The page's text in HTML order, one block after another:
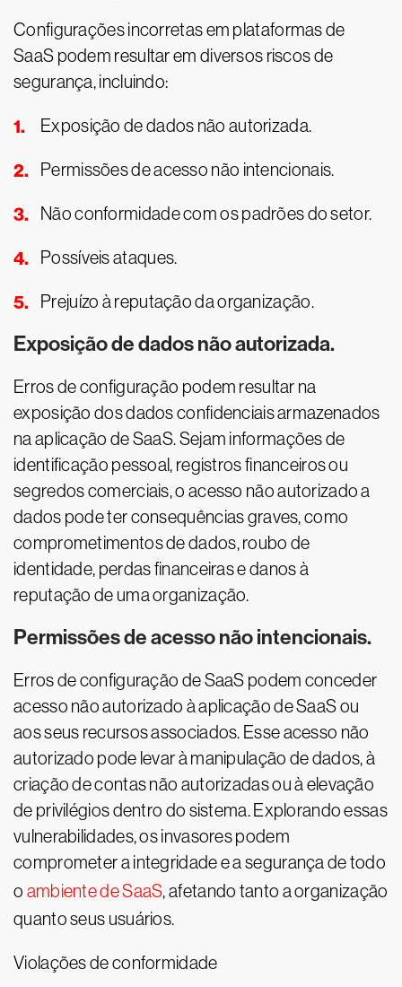
Configurações incorretas em plataformas de
SaaS podem resultar em diversos riscos de
segurança, incluindo:
Exposição de dados não autorizada.
Permissões de acesso não intencionais.
Não conformidade com os padrões do setor.
Possíveis ataques.
Prejuízo à reputação da organização.
Exposição de dados não autorizada.
Erros de configuração podem resultar na
exposição dos dados confidenciais armazenados
na aplicação de SaaS. Sejam informações de
identificação pessoal, registros financeiros ou
segredos comerciais, o acesso não autorizado a
dados pode ter consequências graves, como
comprometimentos de dados, roubo de
identidade, perdas financeiras e danos à
reputação de uma organização.
Permissões de acesso não intencionais.
Erros de configuração de SaaS podem conceder
acesso não autorizado à aplicação de SaaS ou
aos seus recursos associados. Esse acesso não
autorizado pode levar à manipulação de dados, à
criação de contas não autorizadas ou à elevação
de privilégios dentro do sistema. Explorando essas
vulnerabilidades, os invasores podem
comprometer a integridade e a segurança de todo
o ambiente de SaaS, afetando tanto a organização
quanto seus usuários.
Violações de conformidade